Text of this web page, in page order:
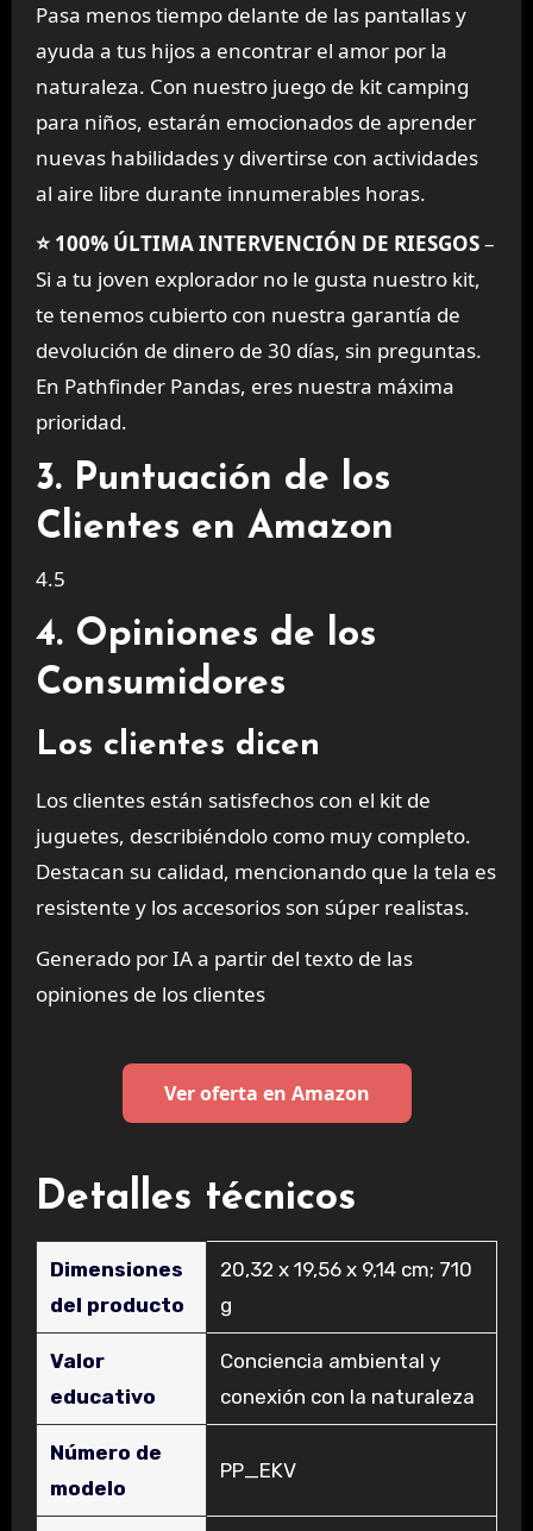
Pasa menos tiempo delante de las pantallas y
ayuda a tus hijos a encontrar el amor por la
naturaleza. Con nuestro juego de kit camping
para niños, estarán emocionados de aprender
nuevas habilidades y divertirse con actividades
al aire libre durante innumerables horas.
⭐ 100% ÚLTIMA INTERVENCIÓN DE RIESGOS–
Si a tu joven explorador no le gusta nuestro kit,
te tenemos cubierto con nuestra garantía de
devolución de dinero de 30 días, sin preguntas.
En Pathfinder Pandas, eres nuestra máxima
prioridad.
3. Puntuación de los
Clientes en Amazon
4.5
4. Opiniones de los
Consumidores
Los clientes dicen
Los clientes están satisfechos con el kit de
juguetes, describiéndolo como muy completo.
Destacan su calidad, mencionando que la tela es
resistente y los accesorios son súper realistas.
Generado por IA a partir del texto de las
opiniones de los clientes
Ver oferta en Amazon
Detalles técnicos
Dimensiones
del producto
‎20,32 x 19,56 x 9,14 cm; 710
g
Valor
educativo
‎Conciencia ambiental y
conexión con la naturaleza
Número de
modelo
‎PP_EKV